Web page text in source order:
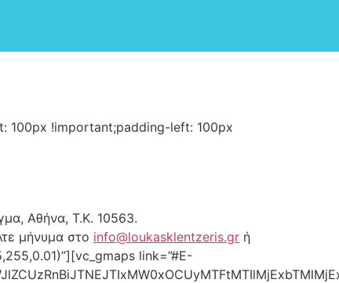
100px !important;padding-left: 100px
Αθήνα, Τ.Κ. 10563.
μήνυμα στο info@loukasklentzeris.gr ή
link=”#E-